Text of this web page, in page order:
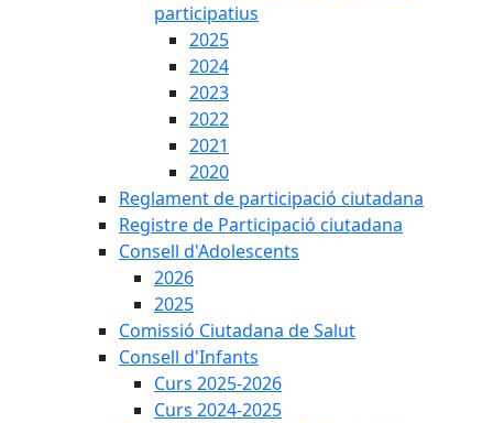
participatius
2025
2024
2023
2022
2021
2020
Reglament de participació ciutadana
Registre de Participació ciutadana
Consell d'Adolescents
2026
2025
Comissió Ciutadana de Salut
Consell d'Infants
Curs 2025-2026
Curs 2024-2025